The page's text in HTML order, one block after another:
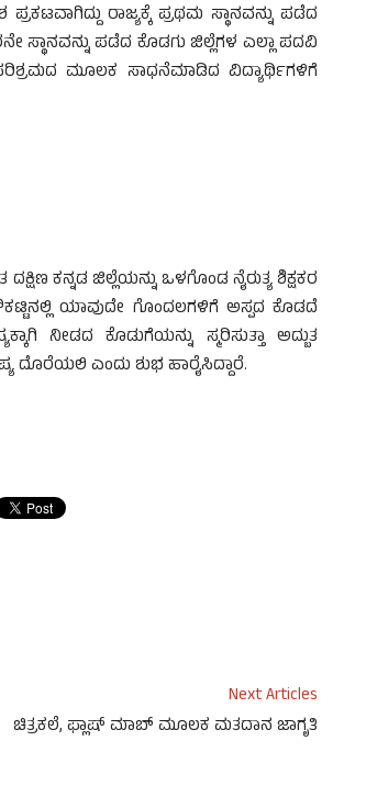
ರಾಜ್ಯಕ್ಕೆ ಪ್ರಥಮ ಸ್ಥಾನವನ್ನು ಪಡೆದ
ಸ್ಥಾನವನ್ನು ಪಡೆದ ಕೊಡಗು ಜಿಲ್ಲೆಗಳ ಎಲ್ಲಾ ಪದವಿ
ಮೂಲಕ ಸಾಧನೆಮಾಡಿದ ವಿದ್ಯಾರ್ಥಿಗಳಿಗೆ
ಕನ್ನಡ ಜಿಲ್ಲೆಯನ್ನು ಒಳಗೊಂಡ ನೈರುತ್ಯ ಶಿಕ್ಷಕರ
ಯಾವುದೇ ಗೊಂದಲಗಳಿಗೆ ಅಸ್ಪದ ಕೊಡದೆ
ನೀಡದ ಕೊಡುಗೆಯನ್ನು ಸ್ಮರಿಸುತ್ತಾ ಅದ್ಬುತ
ದೊರೆಯಲಿ ಎಂದು ಶುಭ ಹಾರೈಸಿದ್ದಾರೆ.
Next Articles
ಚಿತ್ರಕಲೆ, ಫ್ಲಾಷ್ ಮಾಬ್ ಮೂಲಕ ಮತದಾನ ಜಾಗೃತಿ